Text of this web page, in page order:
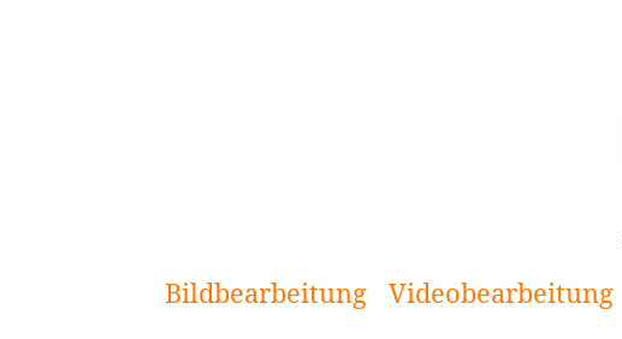
Bildbearbeitung
Videobearbeitung